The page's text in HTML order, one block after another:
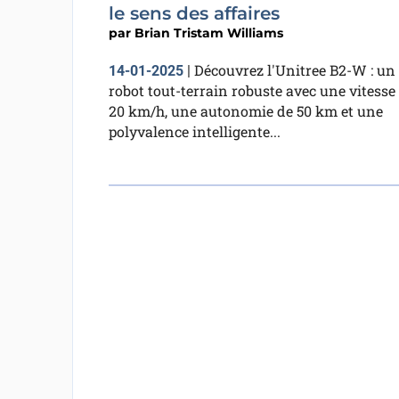
le sens des affaires
par Brian Tristam Williams
14-01-2025| Découvrez l'Unitree B2-W : un
robot tout-terrain robuste avec une vitesse
20 km/h, une autonomie de 50 km et une
polyvalence intelligente...